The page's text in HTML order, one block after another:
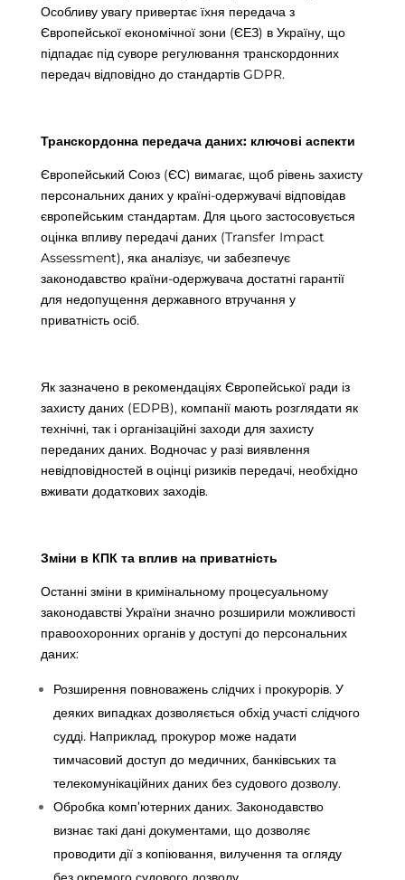
Особливу увагу привертає їхня передача з
Європейської економічної зони (ЄЕЗ) в Україну, що
підпадає під суворе регулювання транскордонних
передач відповідно до стандартів GDPR.
Транскордонна передача даних: ключові аспекти
Європейський Союз (ЄС) вимагає, щоб рівень захисту
персональних даних у країні-одержувачі відповідав
європейським стандартам. Для цього застосовується
оцінка впливу передачі даних (Transfer Impact
Assessment), яка аналізує, чи забезпечує
законодавство країни-одержувача достатні гарантії
для недопущення державного втручання у
приватність осіб.
Як зазначено в рекомендаціях Європейської ради із
захисту даних (EDPB), компанії мають розглядати як
технічні, так і організаційні заходи для захисту
переданих даних. Водночас у разі виявлення
невідповідностей в оцінці ризиків передачі, необхідно
вживати додаткових заходів.
Зміни в КПК та вплив на приватність
Останні зміни в кримінальному процесуальному
законодавстві України значно розширили можливості
правоохоронних органів у доступі до персональних
даних:
Розширення повноважень слідчих і прокурорів. У
деяких випадках дозволяється обхід участі слідчого
судді. Наприклад, прокурор може надати
тимчасовий доступ до медичних, банківських та
телекомунікаційних даних без судового дозволу.
Обробка комп’ютерних даних. Законодавство
визнає такі дані документами, що дозволяє
проводити дії з копіювання, вилучення та огляду